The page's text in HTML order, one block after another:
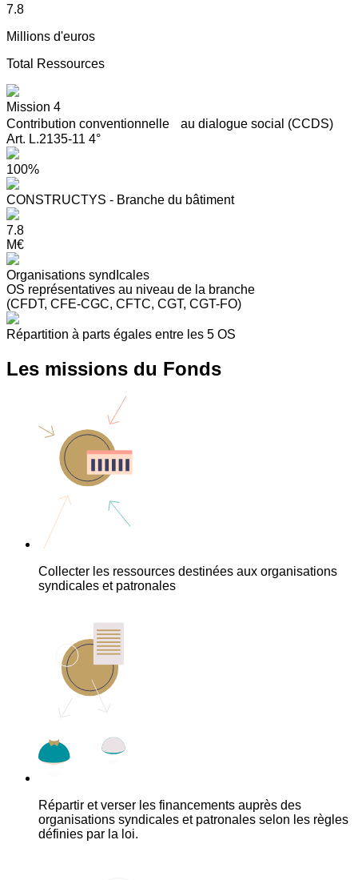
7.8
Millions d'euros
Total Ressources
Mission 4
Contribution conventionnelle au dialogue social (CCDS)
Art. L.2135-11 4°
100%
CONSTRUCTYS - Branche du bâtiment
7.8
M€
Organisations syndIcales
OS représentatives au niveau de la branche
(CFDT, CFE-CGC, CFTC, CGT, CGT-FO)
Répartition à parts égales entre les 5 OS
Les missions du Fonds
Collecter les ressources destinées aux organisations
syndicales et patronales
Répartir et verser les financements auprès des
organisations syndicales et patronales selon les règles
définies par la loi.